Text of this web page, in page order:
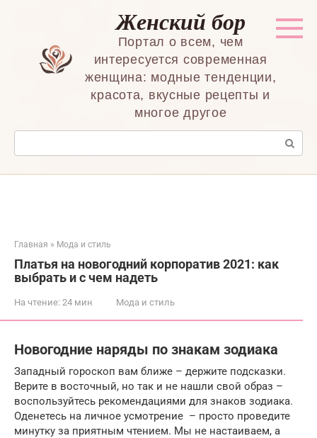
Женский бор
Портал о всем, чем
интересуется современная
женщина: модные тенденции,
красота, вкусные рецепты и
многое другое
Поиск:
Главная » Мода и стиль
Платья на новогодний корпоратив 2021: как
выбрать и с чем надеть
На чтение: 24 мин Мода и стиль
Новогодние наряды по знакам зодиака
Западный гороскоп вам ближе – держите подсказки.
Верите в восточный, но так и не нашли свой образ –
воспользуйтесь рекомендациями для знаков зодиака.
Оденетесь на личное усмотрение – просто проведите
минутку за приятным чтением. Мы не настаиваем, а